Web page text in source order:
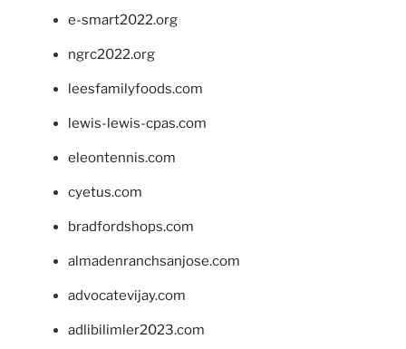
e-smart2022.org
ngrc2022.org
leesfamilyfoods.com
lewis-lewis-cpas.com
eleontennis.com
cyetus.com
bradfordshops.com
almadenranchsanjose.com
advocatevijay.com
adlibilimler2023.com